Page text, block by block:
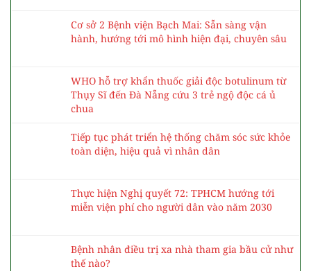
Cơ sở 2 Bệnh viện Bạch Mai: Sẵn sàng vận
hành, hướng tới mô hình hiện đại, chuyên sâu
WHO hỗ trợ khẩn thuốc giải độc botulinum từ
Thụy Sĩ đến Đà Nẵng cứu 3 trẻ ngộ độc cá ủ
chua
Tiếp tục phát triển hệ thống chăm sóc sức khỏe
toàn diện, hiệu quả vì nhân dân
Thực hiện Nghị quyết 72: TPHCM hướng tới
miễn viện phí cho người dân vào năm 2030
Bệnh nhân điều trị xa nhà tham gia bầu cử như
thế nào?